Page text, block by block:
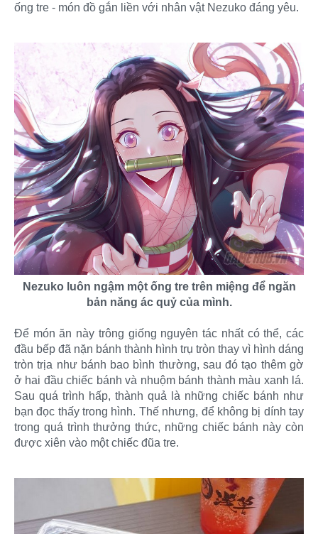
ống tre - món đồ gắn liền với nhân vật Nezuko đáng yêu.
Nezuko luôn ngậm một ống tre trên miệng để ngăn
bản năng ác quỷ của mình.
Để món ăn này trông giống nguyên tác nhất có thể, các
đầu bếp đã nặn bánh thành hình trụ tròn thay vì hình dáng
tròn trịa như bánh bao bình thường, sau đó tạo thêm gờ
ở hai đầu chiếc bánh và nhuộm bánh thành màu xanh lá.
Sau quá trình hấp, thành quả là những chiếc bánh như
bạn đọc thấy trong hình. Thế nhưng, để không bị dính tay
trong quá trình thưởng thức, những chiếc bánh này còn
được xiên vào một chiếc đũa tre.